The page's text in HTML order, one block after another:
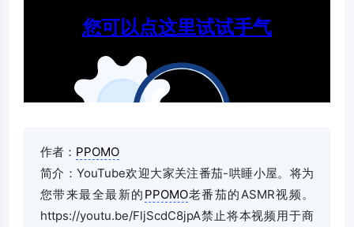
作者： PPOMO
简介：YouTube欢迎大家关注番茄-哄睡小屋。将为
您带来最全最新的 PPOMO老番茄的ASMR视频。
https://youtu.be/FljScdC8jpA禁止将本视频用于商